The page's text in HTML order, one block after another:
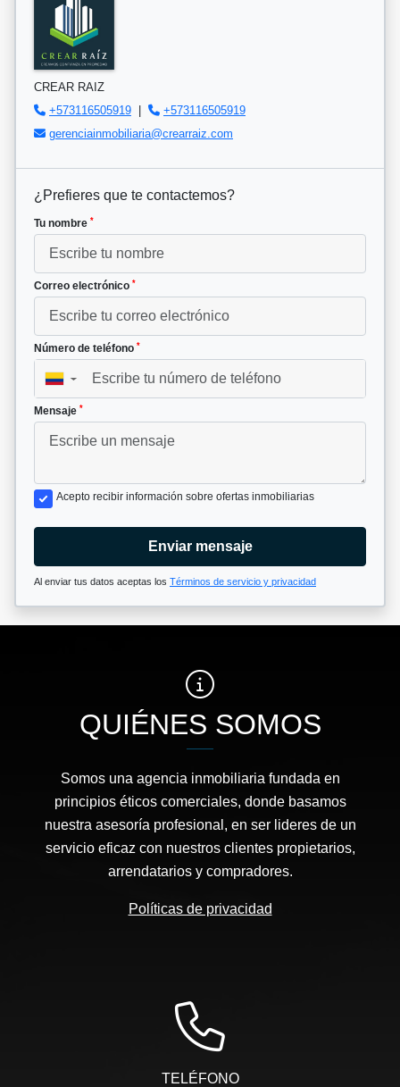
CREAR RAIZ
+573116505919
+573116505919
gerenciainmobiliaria@crearraiz.com
¿Prefieres que te contactemos?
Tu nombre *
Correo electrónico *
Número de teléfono *
▼
Mensaje *
Acepto recibir información sobre ofertas inmobiliarias
Enviar mensaje
Al enviar tus datos aceptas los Términos de servicio y privacidad
QUIÉNES SOMOS
Somos una agencia inmobiliaria fundada en
principios éticos comerciales, donde basamos
nuestra asesoría profesional, en ser lideres de un
servicio eficaz con nuestros clientes propietarios,
arrendatarios y compradores.
Políticas de privacidad
TELÉFONO